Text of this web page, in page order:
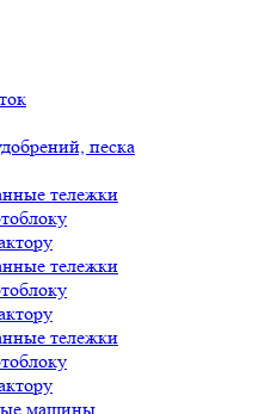
песка
тележки
тележки
тележки
машины